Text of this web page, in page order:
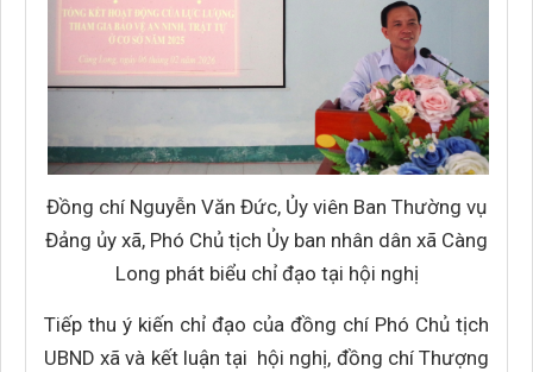
Đồng chí Nguyễn Văn Đức, Ủy viên Ban Thường vụ
Đảng ủy xã, Phó Chủ tịch Ủy ban nhân dân xã Càng
Long phát biểu chỉ đạo tại hội nghị
Tiếp thu ý kiến chỉ đạo của đồng chí Phó Chủ tịch
UBND xã và kết luận tại hội nghị, đồng chí Thượng